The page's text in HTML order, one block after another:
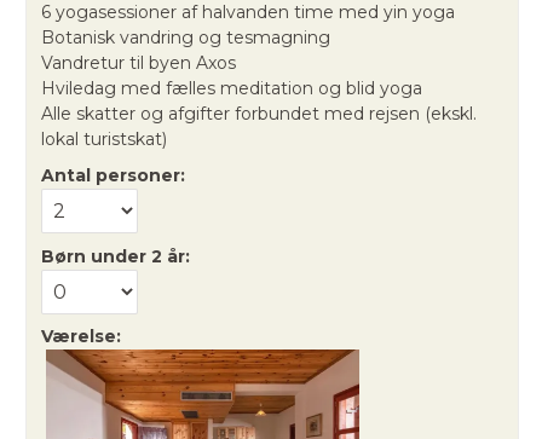
6 yogasessioner af halvanden time med yin yoga
Botanisk vandring og tesmagning
Vandretur til byen Axos
Hviledag med fælles meditation og blid yoga
Alle skatter og afgifter forbundet med rejsen (ekskl.
lokal turistskat)
Antal personer:
Børn under 2 år:
Værelse: